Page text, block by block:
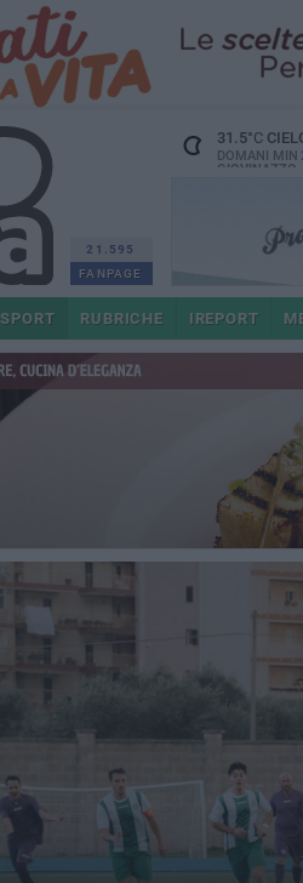
21.595
FANPAGE
31.5°C
DOMANI MIN
GIOVINAZZO
SPORT RUBRICHE IREPORT